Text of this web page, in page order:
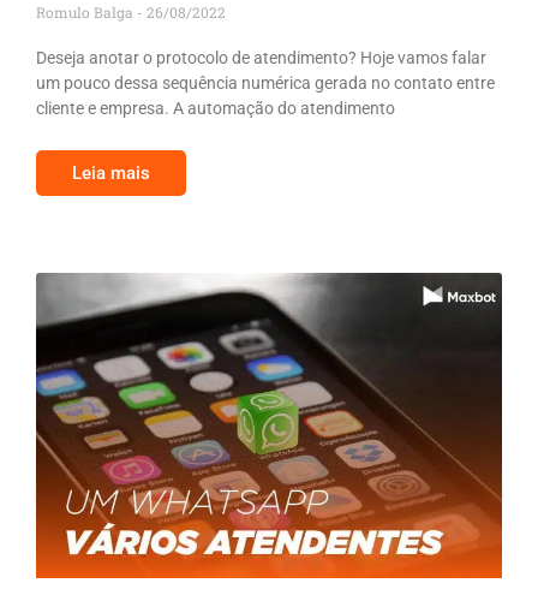
Romulo Balga 26/08/2022
Deseja anotar o protocolo de atendimento? Hoje vamos falar
um pouco dessa sequência numérica gerada no contato entre
cliente e empresa. A automação do atendimento
Leia mais